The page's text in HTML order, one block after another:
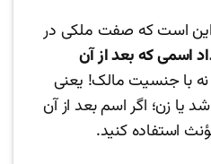
این است که صفت ملکی در
اسمی که بعد از آن
با جنسیت مالک! یعنی
یا زن؛ اگر اسم بعد از آن
استفاده کنید.